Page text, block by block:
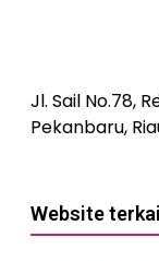
Jl. Sail No.78,
Pekanbaru,
Website